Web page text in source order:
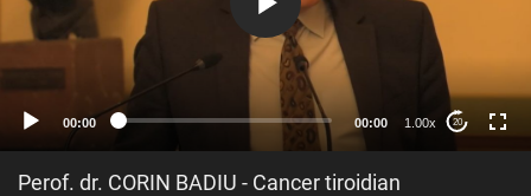
00:00 00:00 1.00x 20
Perof. dr. CORIN BADIU - Cancer tiroidian